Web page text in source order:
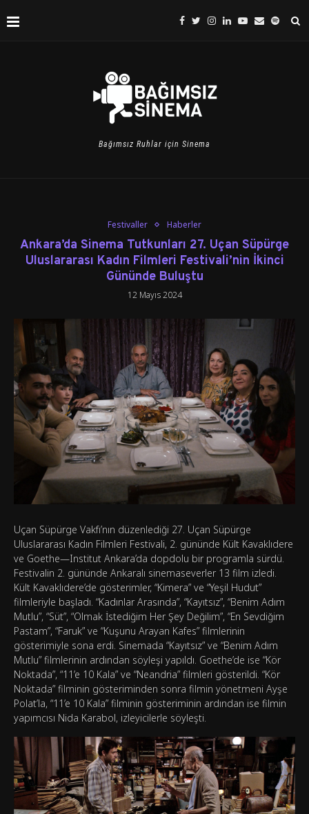
Bağımsız Ruhlar için Sinema
Festivaller Haberler
Ankara’da Sinema Tutkunları 27. Uçan Süpürge
Uluslararası Kadın Filmleri Festivali’nin İkinci
Gününde Buluştu
12 Mayıs 2024
Uçan Süpürge Vakfı’nın düzenlediği 27. Uçan Süpürge
Uluslararası Kadın Filmleri Festivali, 2. gününde Kült Kavaklıdere
ve Goethe—Institut Ankara’da dopdolu bir programla sürdü.
Festivalin 2. gününde Ankaralı sinemaseverler 13 film izledi.
Kült Kavaklıdere’de gösterimler, “Kimera” ve “Yeşil Hudut”
filmleriyle başladı. “Kadınlar Arasında”, “Kayıtsız”, “Benim Adım
Mutlu”, “Süt”, “Olmak İstediğim Her Şey Değilim”, “En Sevdiğim
Pastam”, “Faruk” ve “Kuşunu Arayan Kafes” filmlerinin
gösterimiyle sona erdi. Sinemada “Kayıtsız” ve “Benim Adım
Mutlu” filmlerinin ardından söyleşi yapıldı. Goethe’de ise “Kör
Noktada”, “11’e 10 Kala” ve “Neandria” filmleri gösterildi. “Kör
Noktada” filminin gösteriminden sonra filmin yönetmeni Ayşe
Polat’la, “11’e 10 Kala” filminin gösteriminin ardından ise filmin
yapımcısı Nida Karabol, izleyicilerle söyleşti.